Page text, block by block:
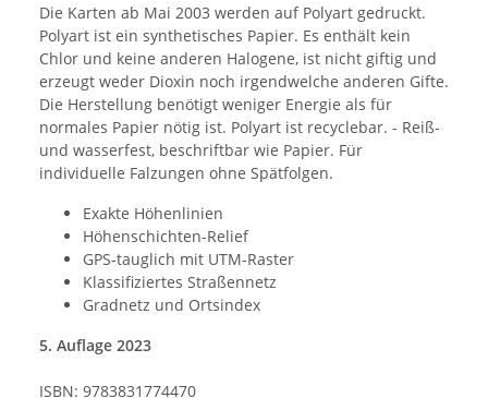
Die Karten ab Mai 2003 werden auf Polyart gedruckt.
Polyart ist ein synthetisches Papier. Es enthält kein
Chlor und keine anderen Halogene, ist nicht giftig und
erzeugt weder Dioxin noch irgendwelche anderen Gifte.
Die Herstellung benötigt weniger Energie als für
normales Papier nötig ist. Polyart ist recyclebar. - Reiß-
und wasserfest, beschriftbar wie Papier. Für
individuelle Falzungen ohne Spätfolgen.
Exakte Höhenlinien
Höhenschichten-Relief
GPS-tauglich mit UTM-Raster
Klassifiziertes Straßennetz
Gradnetz und Ortsindex
5. Auflage 2023
ISBN: 9783831774470